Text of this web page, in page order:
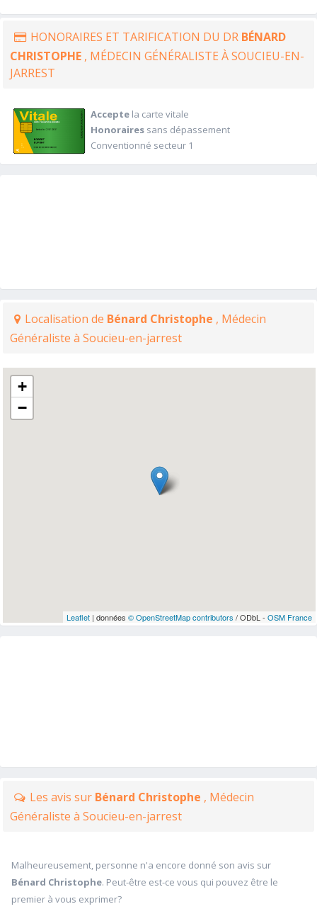
HONORAIRES ET TARIFICATION DU DR BÉNARD
CHRISTOPHE , MÉDECIN GÉNÉRALISTE À SOUCIEU-EN-
JARREST
Acceptela carte vitale
Honorairessans dépassement
Conventionné secteur 1
Localisation de Bénard Christophe , Médecin
Généraliste à Soucieu-en-jarrest
+
−
Leaflet| données © OpenStreetMap contributors / ODbL - OSM France
Les avis sur Bénard Christophe , Médecin
Généraliste à Soucieu-en-jarrest
Malheureusement, personne n'a encore donné son avis sur
Bénard Christophe. Peut-être est-ce vous qui pouvez être le
premier à vous exprimer?